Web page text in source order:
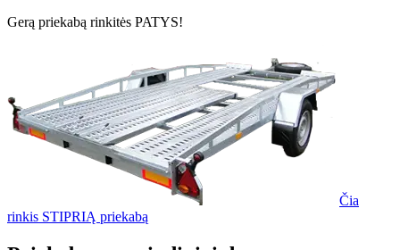
Gerą priekabą rinkitės PATYS!
Čia
rinkis STIPRIĄ priekabą